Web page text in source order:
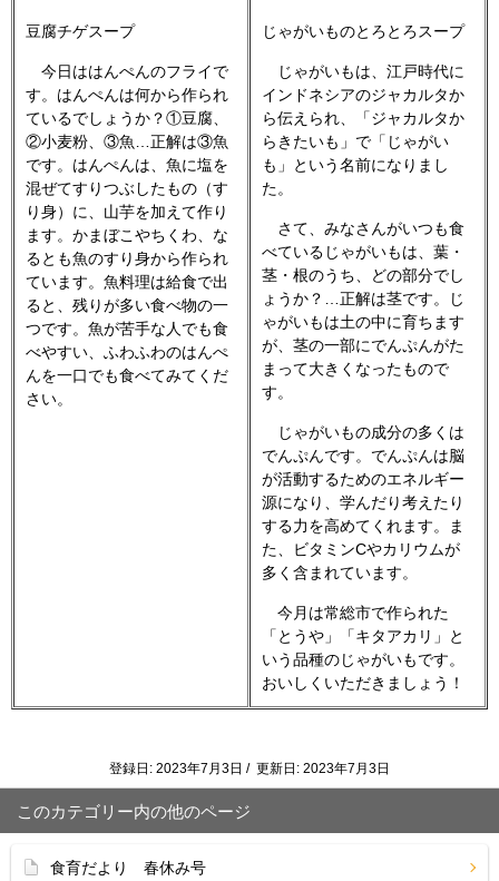
豆腐チゲスープ
今日ははんぺんのフライで
す。はんぺんは何から作られ
ているでしょうか？①豆腐、
②小麦粉、③魚…正解は③魚
です。はんぺんは、魚に塩を
混ぜてすりつぶしたもの（す
り身）に、山芋を加えて作り
ます。かまぼこやちくわ、な
るとも魚のすり身から作られ
ています。魚料理は給食で出
ると、残りが多い食べ物の一
つです。魚が苦手な人でも食
べやすい、ふわふわのはんぺ
んを一口でも食べてみてくだ
さい。
じゃがいものとろとろスープ
じゃがいもは、江戸時代に
インドネシアのジャカルタか
ら伝えられ、「ジャカルタか
らきたいも」で「じゃがい
も」という名前になりまし
た。
さて、みなさんがいつも食
べているじゃがいもは、葉・
茎・根のうち、どの部分でし
ょうか？…正解は茎です。じ
ゃがいもは土の中に育ちます
が、茎の一部にでんぷんがた
まって大きくなったもので
す。
じゃがいもの成分の多くは
でんぷんです。でんぷんは脳
が活動するためのエネルギー
源になり、学んだり考えたり
する力を高めてくれます。ま
た、ビタミンCやカリウムが
多く含まれています。
今月は常総市で作られた
「とうや」「キタアカリ」と
いう品種のじゃがいもです。
おいしくいただきましょう！
登録日: 2023年7月3日 / 更新日: 2023年7月3日
このカテゴリー内の他のページ
食育だより 春休み号